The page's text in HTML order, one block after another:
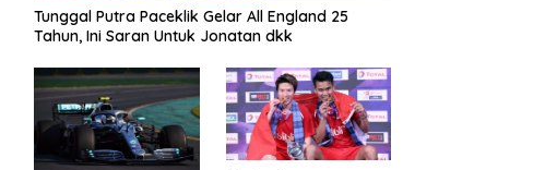
Tunggal Putra Paceklik Gelar All England 25
Tahun, Ini Saran Untuk Jonatan dkk